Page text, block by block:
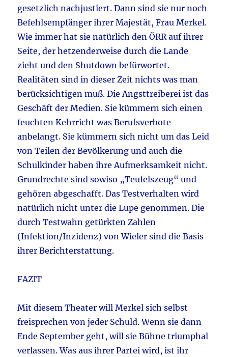
gesetzlich nachjustiert. Dann sind sie nur noch
Befehlsempfänger ihrer Majestät, Frau Merkel.
Wie immer hat sie natürlich den ÖRR auf ihrer
Seite, der hetzenderweise durch die Lande
zieht und den Shutdown befürwortet.
Realitäten sind in dieser Zeit nichts was man
berücksichtigen muß. Die Angsttreiberei ist das
Geschäft der Medien. Sie kümmern sich einen
feuchten Kehrricht was Berufsverbote
anbelangt. Sie kümmern sich nicht um das Leid
von Teilen der Bevölkerung und auch die
Schulkinder haben ihre Aufmerksamkeit nicht.
Grundrechte sind sowiso „Teufelszeug“ und
gehören abgeschafft. Das Testverhalten wird
natürlich nicht unter die Lupe genommen. Die
durch Testwahn getürkten Zahlen
(Infektion/Inzidenz) von Wieler sind die Basis
ihrer Berichterstattung.
FAZIT
Mit diesem Theater will Merkel sich selbst
freisprechen von jeder Schuld. Wenn sie dann
Ende September geht, will sie Bühne triumphal
verlassen. Was aus ihrer Partei wird, ist ihr